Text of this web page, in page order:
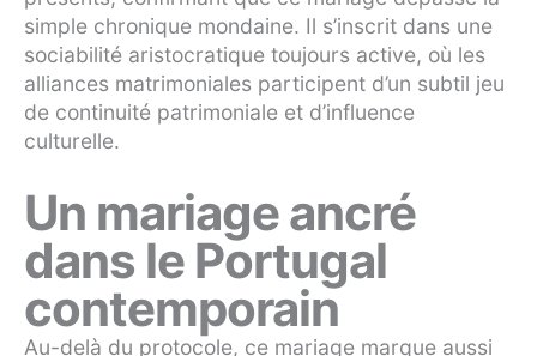
simple chronique mondaine. Il s’inscrit dans une
sociabilité aristocratique toujours active, où les
alliances matrimoniales participent d’un subtil jeu
de continuité patrimoniale et d’influence
culturelle.
Un mariage ancré
dans le Portugal
contemporain
Au-delà du protocole, ce mariage marque aussi